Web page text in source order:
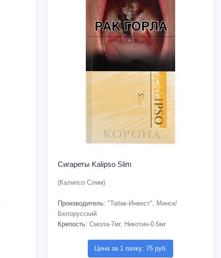
Сигареты Kalipso Slim
(Калипсо Слим)
Производитель: "Табак-Инвест", Минск/
Белорусский
Крепость: Смола-7мг, Никотин-0.6мг
Цена за 1 пачку: 75 руб.